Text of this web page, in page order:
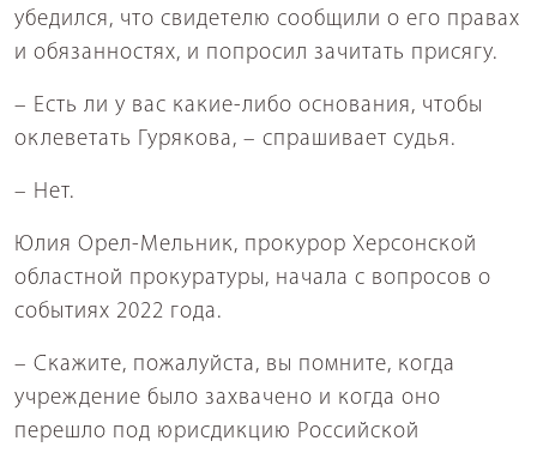
убедился, что свидетелю сообщили о его правах
и обязанностях, и попросил зачитать присягу.
– Есть ли у вас какие-либо основания, чтобы
оклеветать Гурякова, – спрашивает судья.
– Нет.
Юлия Орел-Мельник, прокурор Херсонской
областной прокуратуры, начала с вопросов о
событиях 2022 года.
– Скажите, пожалуйста, вы помните, когда
учреждение было захвачено и когда оно
перешло под юрисдикцию Российской